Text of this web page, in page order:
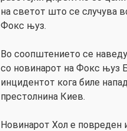
на светот што се случува
Фокс њуз.
Во соопштението се
со новинарот на Фокс њуз
инцидентот кога биле
престолнина Киев.
Новинарот Хол е повреден